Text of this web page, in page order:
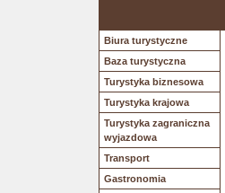
Biura turystyczne
Baza turystyczna
Turystyka biznesowa
Turystyka krajowa
Turystyka zagraniczna
wyjazdowa
Transport
Gastronomia